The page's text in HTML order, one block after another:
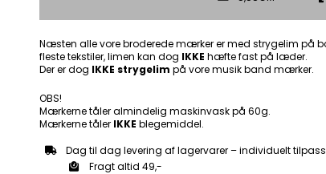
Næsten alle vore broderede mærker er med strygelim på
fleste tekstiler, limen kan dog IKKE hæfte fast på læder.
Der er dog IKKE strygelim på vore musik band mærker.
OBS!
Mærkerne tåler almindelig maskinvask på 60g.
Mærkerne tåler IKKE blegemiddel.
Dag til dag levering af lagervarer – individuelt
Fragt altid 49,-